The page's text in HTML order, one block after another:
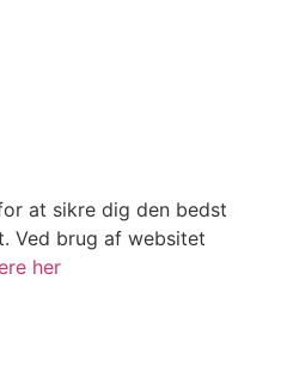
at sikre dig den bedst
Ved brug af websitet
her